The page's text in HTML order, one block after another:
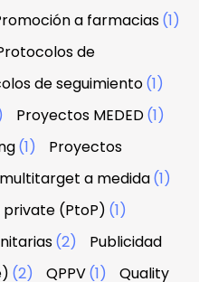
a farmacias(1)
de
de seguimiento(1)
Proyectos MEDED(1)
(1)
Proyectos
a medida(1)
private (PtoP) (1)
(2)
Publicidad
(2) QPPV(1) Quality